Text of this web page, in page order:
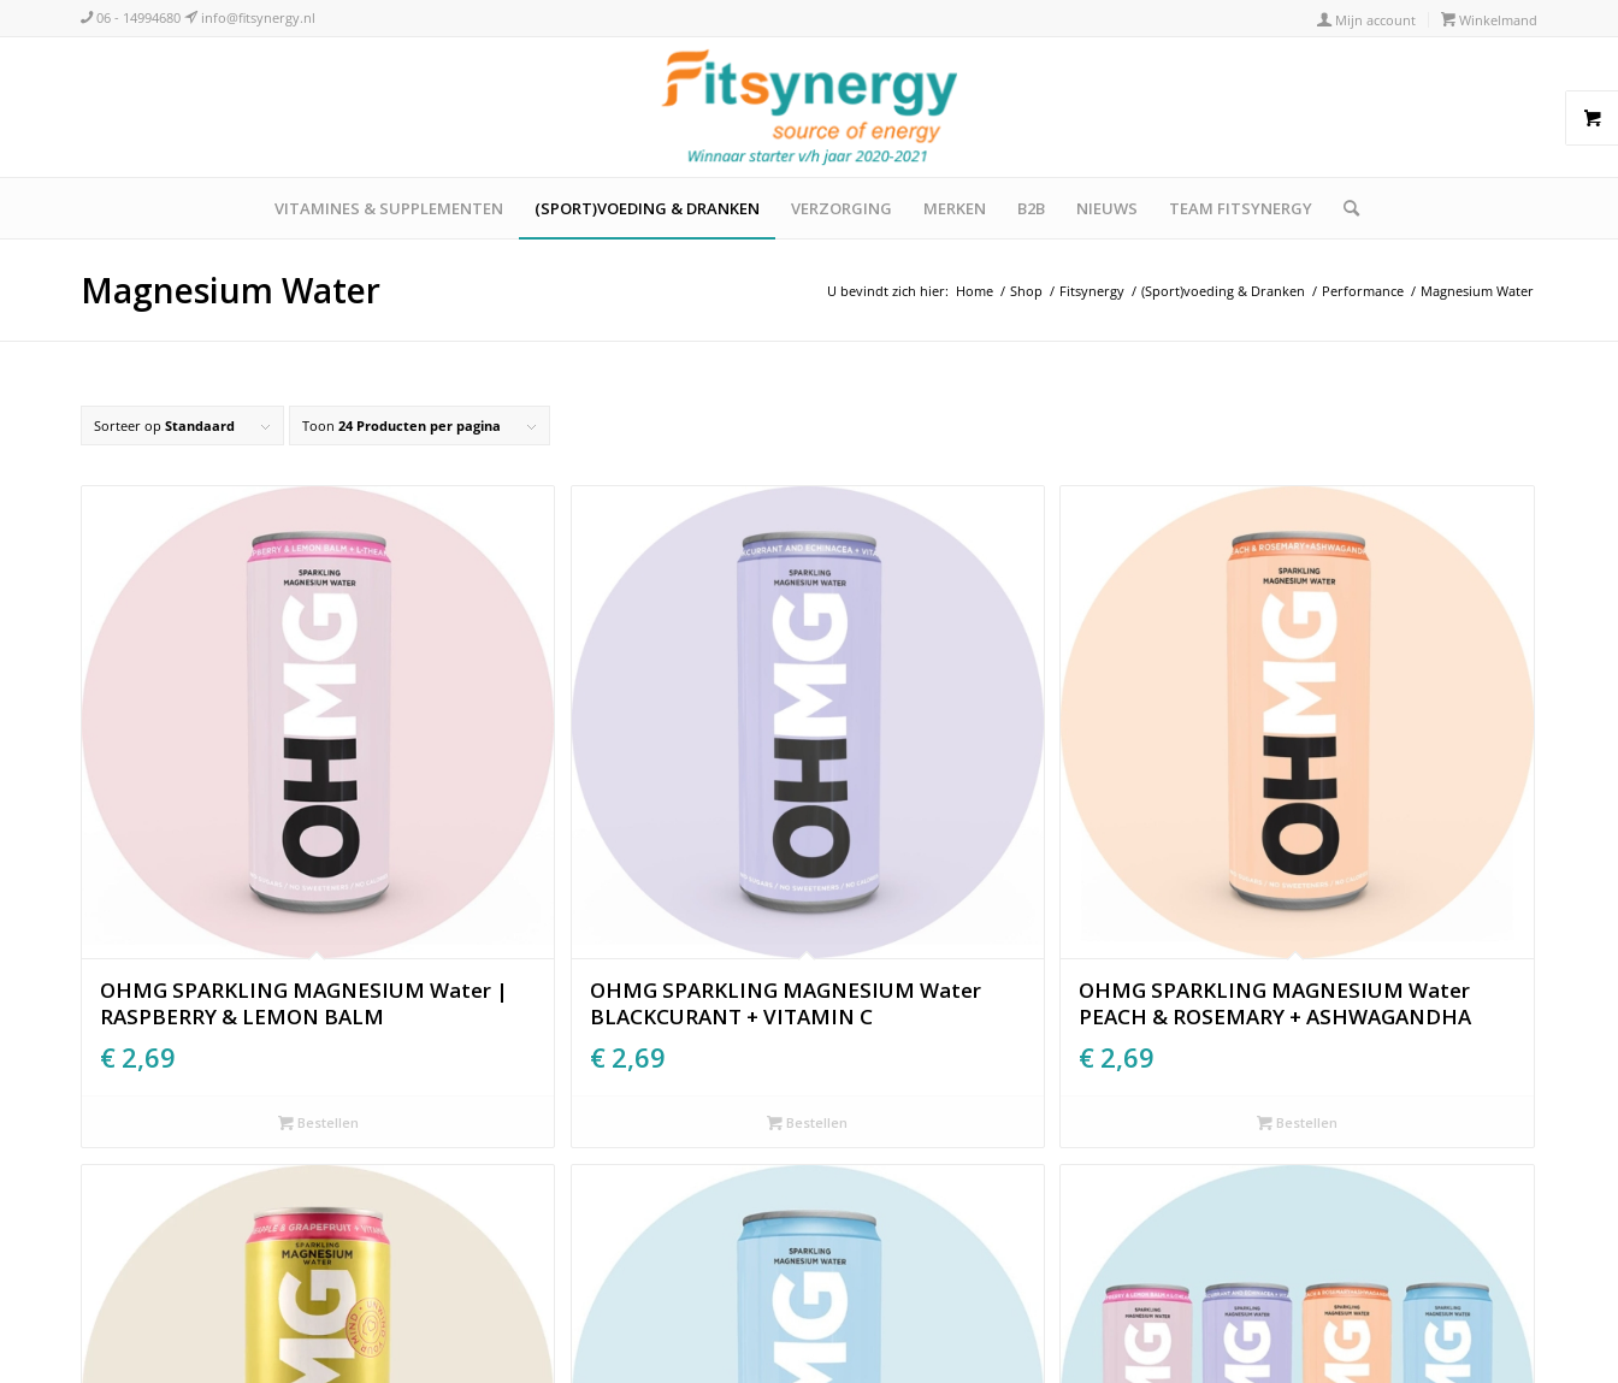
Mijn account Winkelmand
06 - 14994680 info@fitsynergy.nl
VITAMINES & SUPPLEMENTEN (SPORT)VOEDING & DRANKEN VERZORGING MERKEN B2B NIEUWS TEAM FITSYNERGY
Magnesium Water U bevindt zich hier: Home / Shop / Fitsynergy / (Sport)voeding & Dranken / Performance / Magnesium Water
Sorteer op Standaard Toon 24 Producten per pagina
OHMG SPARKLING MAGNESIUM Water |
RASPBERRY & LEMON BALM
€ 2,69
Bestellen
OHMG SPARKLING MAGNESIUM Water
BLACKCURANT + VITAMIN C
€ 2,69
Bestellen
OHMG SPARKLING MAGNESIUM Water
PEACH & ROSEMARY + ASHWAGANDHA
€ 2,69
Bestellen